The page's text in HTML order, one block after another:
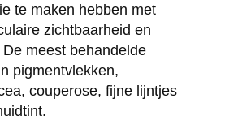
te maken hebben met
zichtbaarheid en
meest behandelde
pigmentvlekken,
couperose, fijne lijntjes